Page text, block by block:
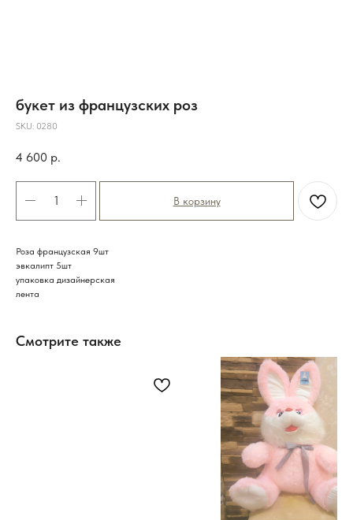
букет из французских роз
SKU: 0280
4 600 р.
В корзину
Роза французская 9шт
эвкалипт 5шт
упаковка дизайнерская
лента
Смотрите также